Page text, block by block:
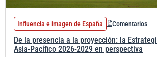
Influencia e imagen de España Comentarios
De la presencia a la proyección: la
Asia‑Pacífico 2026‑2029 en perspectiva